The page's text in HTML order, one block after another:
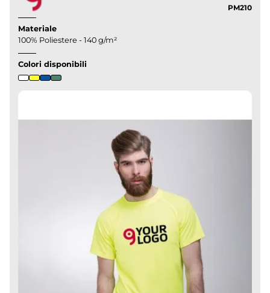
PM210
Materiale
100% Poliestere - 140 g/m²
Colori disponibili